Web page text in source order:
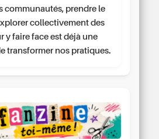
communautés, prendre le
collectivement des
y faire face est déjà une
transformer nos pratiques.